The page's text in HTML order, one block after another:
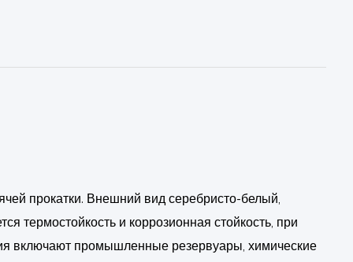
прокатки. Внешний вид серебристо-белый,
термостойкость и коррозионная стойкость, при
включают промышленные резервуары, химические